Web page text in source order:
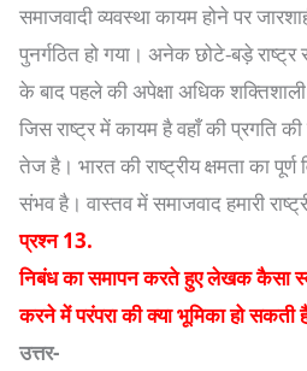
समाजवादी व्यवस्था कायम होने पर
पुनर्गठित हो गया। अनेक छोटे-बड़े
के बाद पहले की अपेक्षा अधिक शक्तिशाली
जिस राष्ट्र में कायम है वहाँ की प्रगति की
तेज है। भारत की राष्ट्रीय क्षमता का पूर्ण
संभव है। वास्तव में समाजवाद हमारी
प्रश्न 13.
निबंध का समापन करते हुए लेखक कैसा
करने में परंपरा की क्या भूमिका हो सकती
उत्तर-